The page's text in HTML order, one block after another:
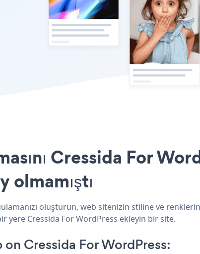
Cressida For
oluşturun, web sitenizin stiline ve
yere Cressida For WordPress ekleyin bir site.
Cressida For WordPress: